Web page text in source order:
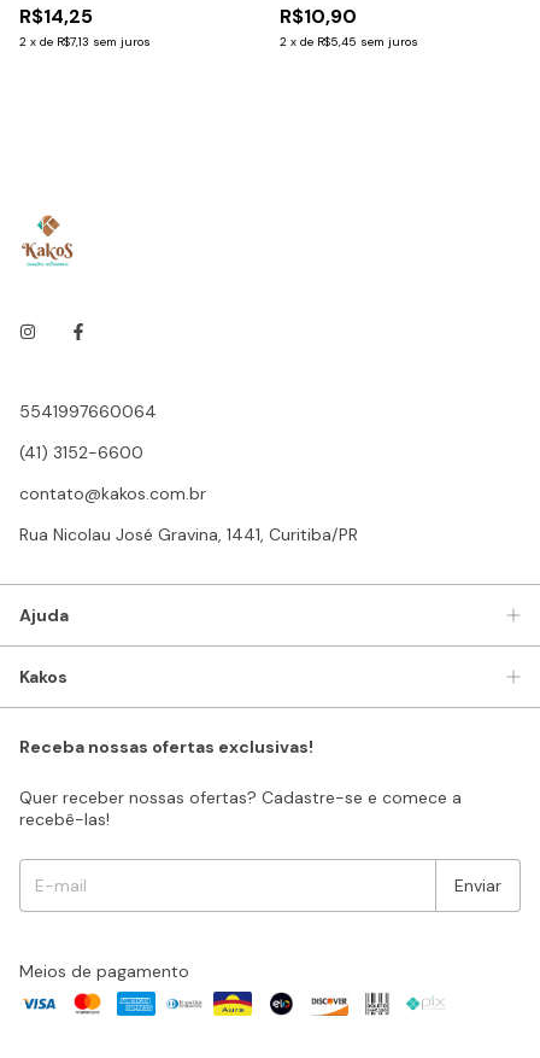
R$14,25
2 x de R$7,13 sem juros
R$10,90
2 x de R$5,45 sem juros
5541997660064
(41) 3152-6600
contato@kakos.com.br
Rua Nicolau José Gravina, 1441, Curitiba/PR
Ajuda
Kakos
Receba nossas ofertas exclusivas!
Quer receber nossas ofertas? Cadastre-se e comece a
recebê-las!
Meios de pagamento